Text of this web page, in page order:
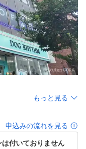
もっと見る
申込みの流れを見る
付いておりません